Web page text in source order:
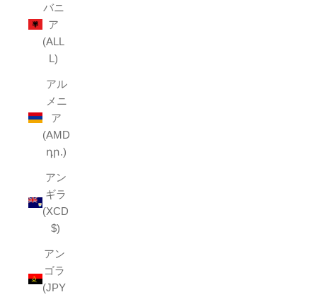
バニ
ア
(ALL
L)
アル
メニ
ア
(AMD
դր.)
アン
ギラ
(XCD
$)
アン
ゴラ
(JPY